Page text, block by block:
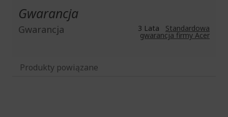
Gwarancja
Gwarancja 3 Lata Standardowa
gwarancja firmy Acer
Produkty powiązane